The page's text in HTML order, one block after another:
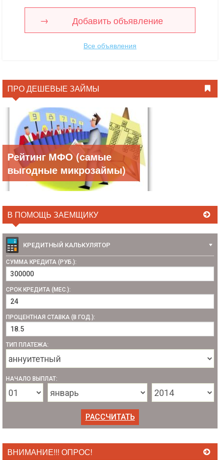
Добавить объявление
Все объявления
ПРО ДЕШЕВЫЕ ЗАЙМЫ
Рейтинг МФО (самые
выгодные микрозаймы)
В ПОМОЩЬ ЗАЕМЩИКУ
КРЕДИТНЫЙ КАЛЬКУЛЯТОР
СУММА КРЕДИТА (РУБ.):
СРОК КРЕДИТА (МЕС.):
ПРОЦЕНТНАЯ СТАВКА (В ГОД.):
ТИП ПЛАТЕЖА:
НАЧАЛО ВЫПЛАТ:
ВНИМАНИЕ!!! ОПРОС!